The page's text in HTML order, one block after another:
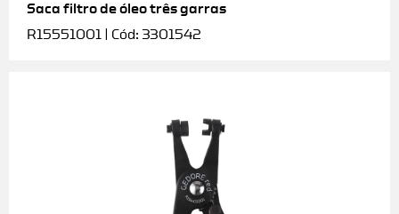
Saca filtro de óleo três garras
R15551001 | Cód: 3301542